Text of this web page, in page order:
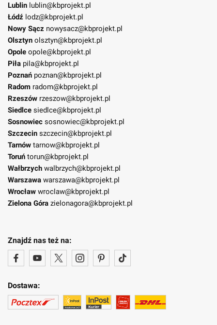
Lublin lublin@kbprojekt.pl
Łódź lodz@kbprojekt.pl
Nowy Sącz nowysacz@kbprojekt.pl
Olsztyn olsztyn@kbprojekt.pl
Opole opole@kbprojekt.pl
Piła pila@kbprojekt.pl
Poznań poznan@kbprojekt.pl
Radom radom@kbprojekt.pl
Rzeszów rzeszow@kbprojekt.pl
Siedlce siedlce@kbprojekt.pl
Sosnowiec sosnowiec@kbprojekt.pl
Szczecin szczecin@kbprojekt.pl
Tarnów tarnow@kbprojekt.pl
Toruń torun@kbprojekt.pl
Wałbrzych walbrzych@kbprojekt.pl
Warszawa warszawa@kbprojekt.pl
Wrocław wroclaw@kbprojekt.pl
Zielona Góra zielonagora@kbprojekt.pl
Znajdź nas też na:
Dostawa: